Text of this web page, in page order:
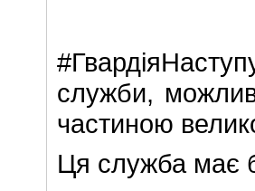
служби,
частиною
Ця служба має